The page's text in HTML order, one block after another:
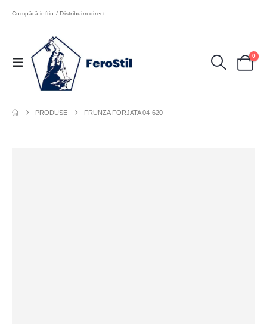
Cumpără ieftin / Distribuim direct
0
PRODUSE FRUNZA FORJATA 04-620